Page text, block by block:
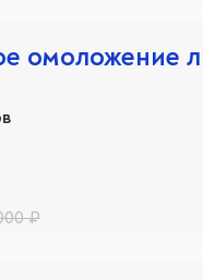
омоложение
₽